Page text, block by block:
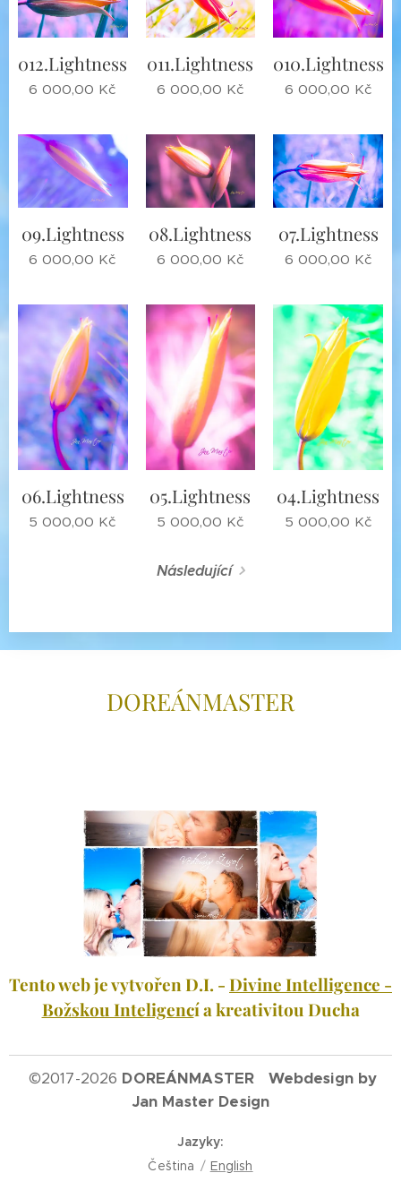
012.Lightness
6 000,00 Kč
011.Lightness
6 000,00 Kč
010.Lightness
6 000,00 Kč
09.Lightness
6 000,00 Kč
08.Lightness
6 000,00 Kč
07.Lightness
6 000,00 Kč
06.Lightness
5 000,00 Kč
05.Lightness
5 000,00 Kč
04.Lightness
5 000,00 Kč
Následující
DOREÁNMASTER
Tento web je vytvořen D.I. -Divine Intelligence -
Božskou Inteligencí a kreativitou Ducha
©2017-2026 DOREÁNMASTER Webdesign by
Jan Master Design
Jazyky
Čeština
English